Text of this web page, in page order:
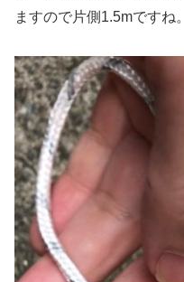
ますので片側1.5mですね。